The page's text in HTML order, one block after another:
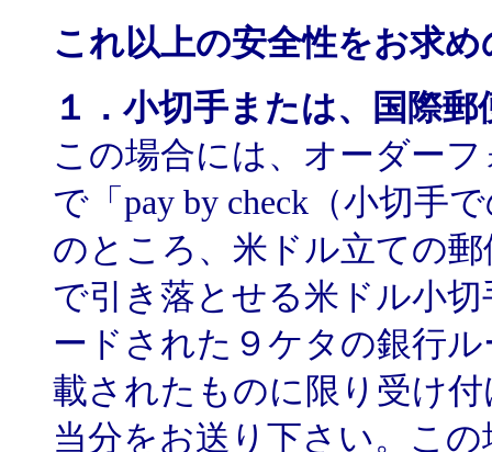
これ以上の安全性をお求
１．小切手または、国際
この場合には、オーダー
で「pay by check（小切手
のところ、米ドル立ての
で引き落とせる米ドル小
ードされた９ケタの銀行
載されたものに限り受け
当分をお送り下さい。こ